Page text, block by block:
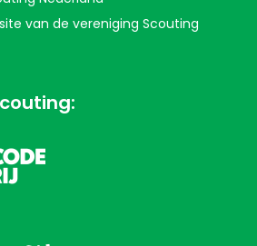
van de vereniging Scouting